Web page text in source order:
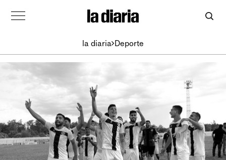
la diaria Deporte